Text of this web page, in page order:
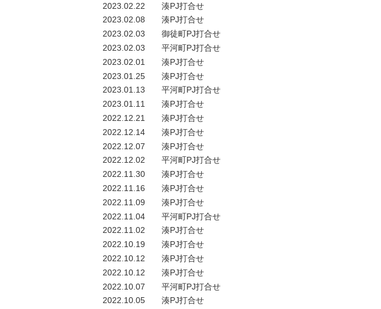
2023.02.22
湊PJ打合せ
2023.02.08
湊PJ打合せ
2023.02.03
御徒町PJ打合せ
2023.02.03
平河町PJ打合せ
2023.02.01
湊PJ打合せ
2023.01.25
湊PJ打合せ
2023.01.13
平河町PJ打合せ
2023.01.11
湊PJ打合せ
2022.12.21
湊PJ打合せ
2022.12.14
湊PJ打合せ
2022.12.07
湊PJ打合せ
2022.12.02
平河町PJ打合せ
2022.11.30
湊PJ打合せ
2022.11.16
湊PJ打合せ
2022.11.09
湊PJ打合せ
2022.11.04
平河町PJ打合せ
2022.11.02
湊PJ打合せ
2022.10.19
湊PJ打合せ
2022.10.12
湊PJ打合せ
2022.10.12
湊PJ打合せ
2022.10.07
平河町PJ打合せ
2022.10.05
湊PJ打合せ